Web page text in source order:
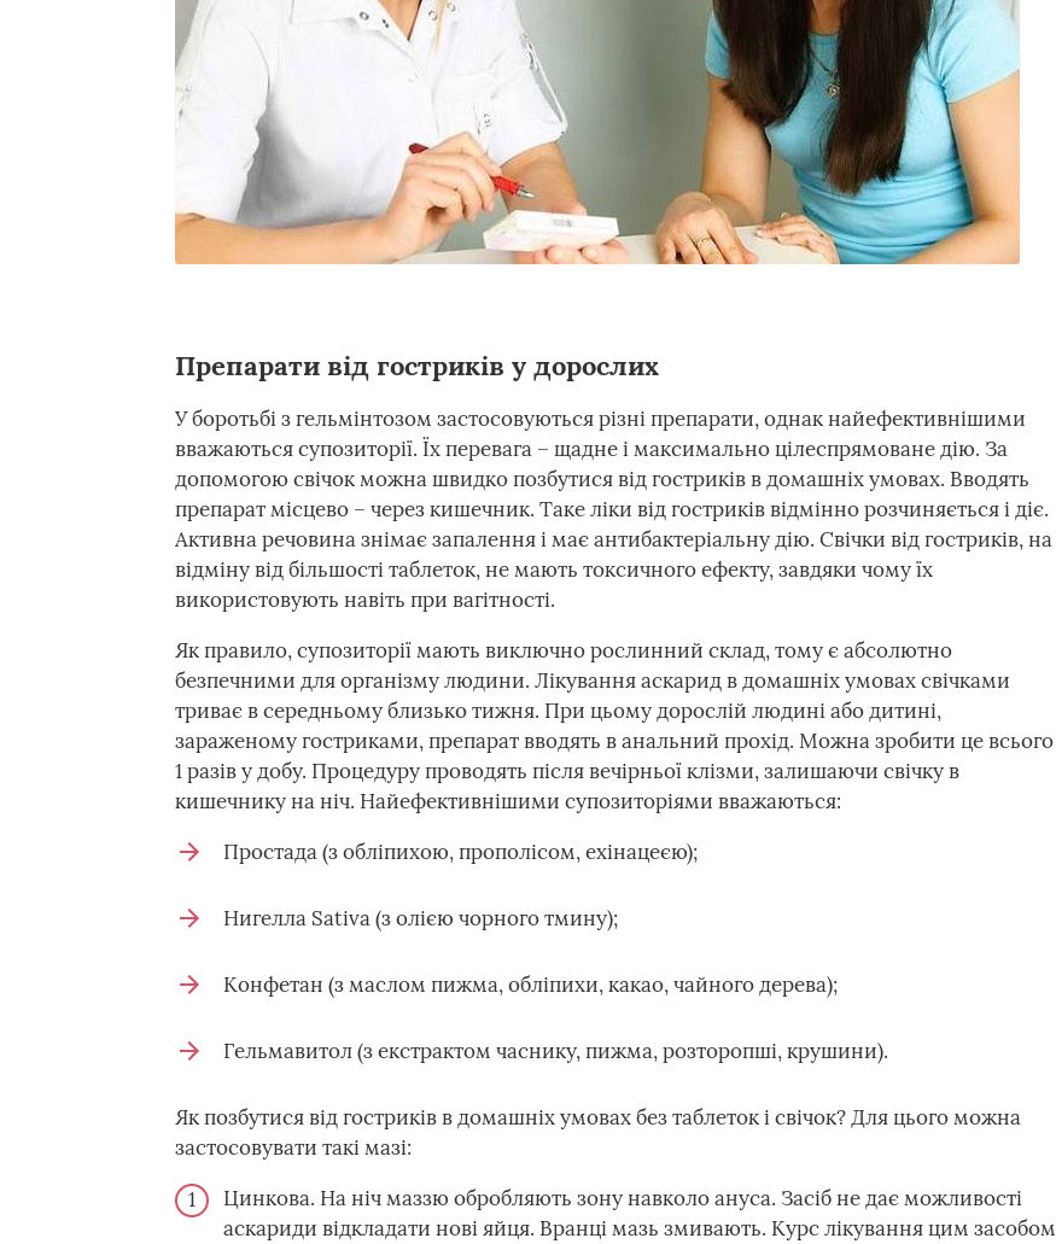
Препарати від гостриків у дорослих
У боротьбі з гельмінтозом застосовуються різні препарати, однак найефективнішими
вважаються супозиторії. Їх перевага – щадне і максимально цілеспрямоване дію. За
допомогою свічок можна швидко позбутися від гостриків в домашніх умовах. Вводять
препарат місцево – через кишечник. Таке ліки від гостриків відмінно розчиняється і діє.
Активна речовина знімає запалення і має антибактеріальну дію. Свічки від гостриків, на
відміну від більшості таблеток, не мають токсичного ефекту, завдяки чому їх
використовують навіть при вагітності.
Як правило, супозиторії мають виключно рослинний склад, тому є абсолютно
безпечними для організму людини. Лікування аскарид в домашніх умовах свічками
триває в середньому близько тижня. При цьому дорослій людині або дитині,
зараженому гостриками, препарат вводять в анальний прохід. Можна зробити це всього
1 разів у добу. Процедуру проводять після вечірньої клізми, залишаючи свічку в
кишечнику на ніч. Найефективнішими супозиторіями вважаються:
Простада (з обліпихою, прополісом, ехінацеєю);
Нигелла Sativa (з олією чорного тмину);
Конфетан (з маслом пижма, обліпихи, какао, чайного дерева);
Гельмавитол (з екстрактом часнику, пижма, розторопші, крушини).
Як позбутися від гостриків в домашніх умовах без таблеток і свічок? Для цього можна
застосовувати такі мазі:
Цинкова. На ніч маззю обробляють зону навколо ануса. Засіб не дає можливості
аскариди відкладати нові яйця. Вранці мазь змивають. Курс лікування цим засобом